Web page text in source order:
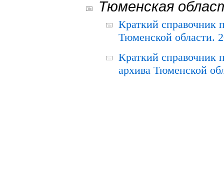
Тюменская
Краткий справочник
Тюменской области.
Краткий справочник
архива Тюменской